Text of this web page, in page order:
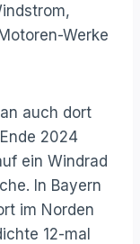
Werke
auch dort
2024
ein Windrad
In Bayern
im Norden
12-mal